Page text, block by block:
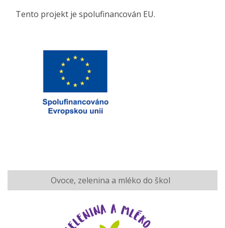
Tento projekt je spolufinancován EU.
Ovoce, zelenina a mléko do škol